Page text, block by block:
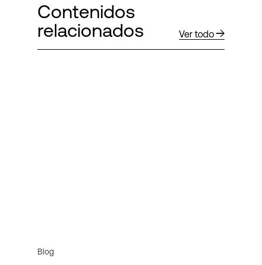
Contenidos
relacionados
Ver todo
Blog